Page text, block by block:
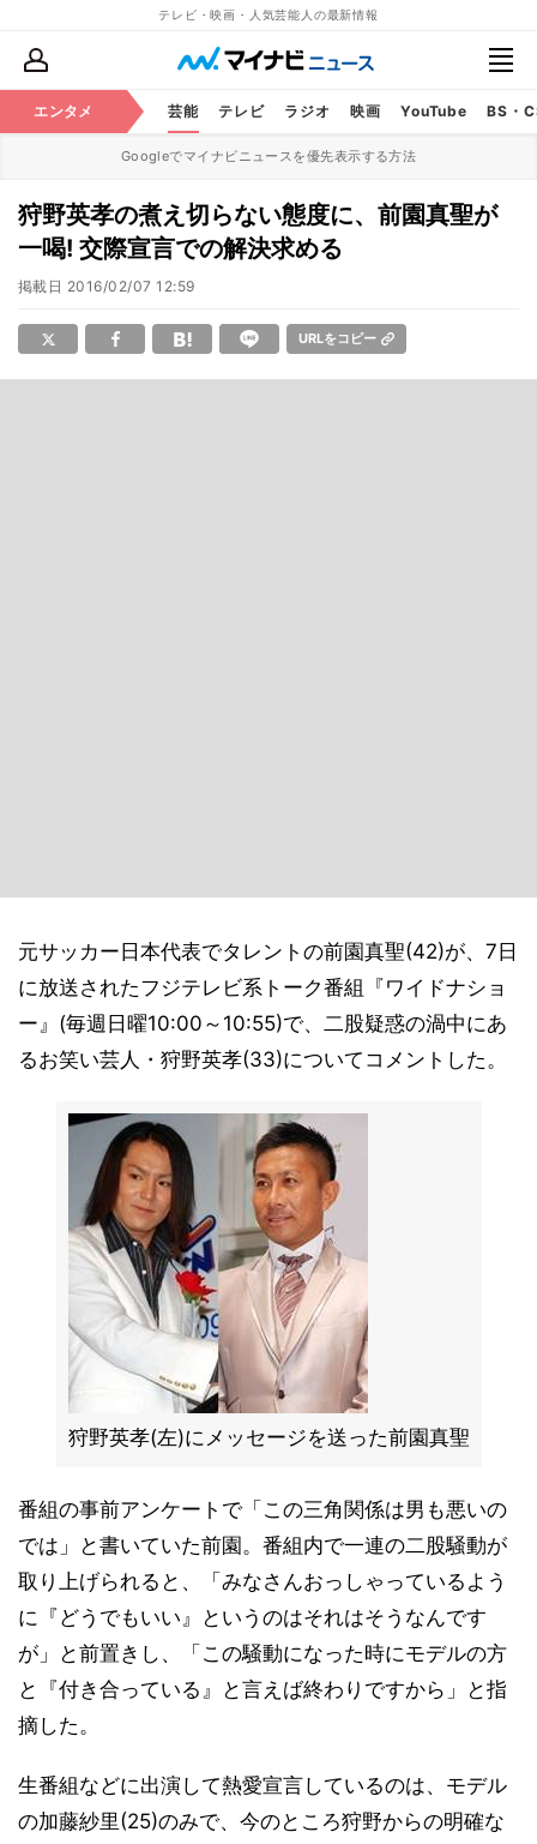
テレビ・映画・人気芸能人の最新情報
エンタメ 芸能 テレビ ラジオ 映画 YouTube BS・
Googleでマイナビニュースを優先表示する方法
狩野英孝の煮え切らない態度に、前園真聖が
一喝! 交際宣言での解決求める
掲載日 2016/02/07 12:59
URLをコピー
元サッカー日本代表でタレントの前園真聖(42)が、7日
に放送されたフジテレビ系トーク番組『ワイドナショ
ー』(毎週日曜10:00～10:55)で、二股疑惑の渦中にあ
るお笑い芸人・狩野英孝(33)についてコメントした。
狩野英孝(左)にメッセージを送った前園真聖
番組の事前アンケートで「この三角関係は男も悪いの
では」と書いていた前園。番組内で一連の二股騒動が
取り上げられると、「みなさんおっしゃっているよう
に『どうでもいい』というのはそれはそうなんです
が」と前置きし、「この騒動になった時にモデルの方
と『付き合っている』と言えば終わりですから」と指
摘した。
生番組などに出演して熱愛宣言しているのは、モデル
の加藤紗里(25)のみで、今のところ狩野からの明確な